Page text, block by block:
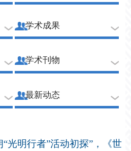
学术成果
学术刊物
最新动态
光明行者”活动初探”，《世